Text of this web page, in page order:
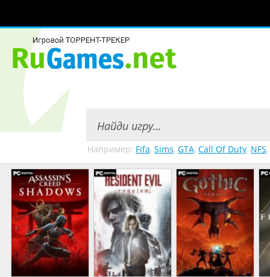
Например: Fifa, Sims, GTA, Call Of Duty, NFS,